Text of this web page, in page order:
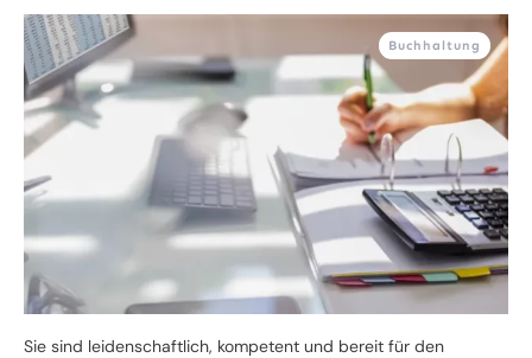
Buchhaltung
Sie sind leidenschaftlich, kompetent und bereit für den